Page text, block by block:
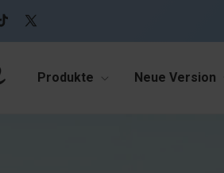
X
Produkte Neue Version